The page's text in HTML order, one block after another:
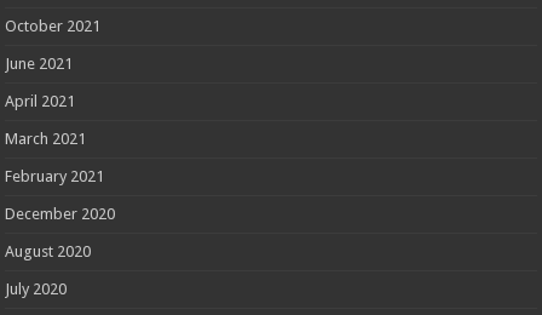
October 2021
June 2021
April 2021
March 2021
February 2021
December 2020
August 2020
July 2020